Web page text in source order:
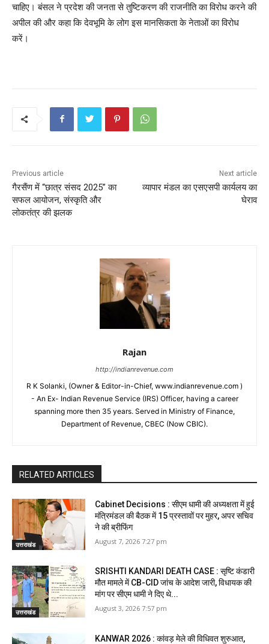
चाहिए। बंसल ने प्रदेश की जनता से तुष्टिकरण की राजनीति का विरोध करने की
अपील की और कहा कि देवभूमि के लोग इस मानसिकता के नेताओं का विरोध
करें।
Previous article
गैरसैंण में “छात्र संसद 2025” का
सफल आयोजन, संस्कृति और
लोकतंत्र की झलक
Next article
व्यापार मंडल का एसएसपी कार्यलय का
घेराव
Rajan
http://indianrevenue.com
R K Solanki, (Owner & Editor-in-Chief, www.indianrevenue.com )
- An Ex- Indian Revenue Service (IRS) Officer, having a career
spanning more then 35 years. Served in Ministry of Finance,
Department of Revenue, CBEC (Now CBIC).
RELATED ARTICLES
उत्तराखंड
Cabinet Decisions : सीएम धामी की अध्यक्षता में हुई
मंत्रिमंडल की बैठक में 15 प्रस्तावों पर मुहर, अपर सचिव
ने की ब्रीफिंग
August 7, 2026 7:27 pm
उत्तराखंड
SRISHTI KANDARI DEATH CASE : सृष्टि कंडारी
मौत मामले में CB-CID जांच के आदेश जारी, विधायक की
मांग पर सीएम धामी ने दिए थे...
August 3, 2026 7:57 pm
KANWAR 2026 : कांवड़ मेले की विधिवत शुरुआत,